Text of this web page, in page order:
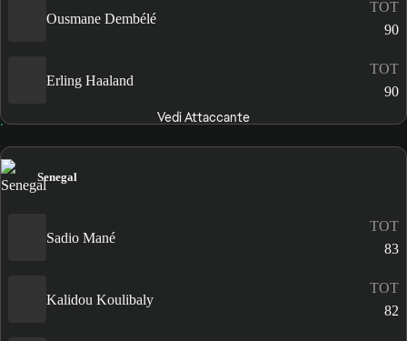
Ousmane Dembélé
TOT
90
Erling Haaland
TOT
90
Vedi Attaccante
Senegal
Sadio Mané
TOT
83
Kalidou Koulibaly
TOT
82